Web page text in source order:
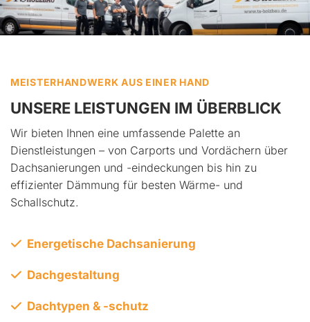
MEISTERHANDWERK AUS EINER HAND
UNSERE LEISTUNGEN IM ÜBERBLICK
Wir bieten Ihnen eine umfassende Palette an
Dienstleistungen – von Carports und Vordächern über
Dachsanierungen und -eindeckungen bis hin zu
effizienter Dämmung für besten Wärme- und
Schallschutz.
 Energetische Dachsanierung
 Dachgestaltung
 Dachtypen & -schutz